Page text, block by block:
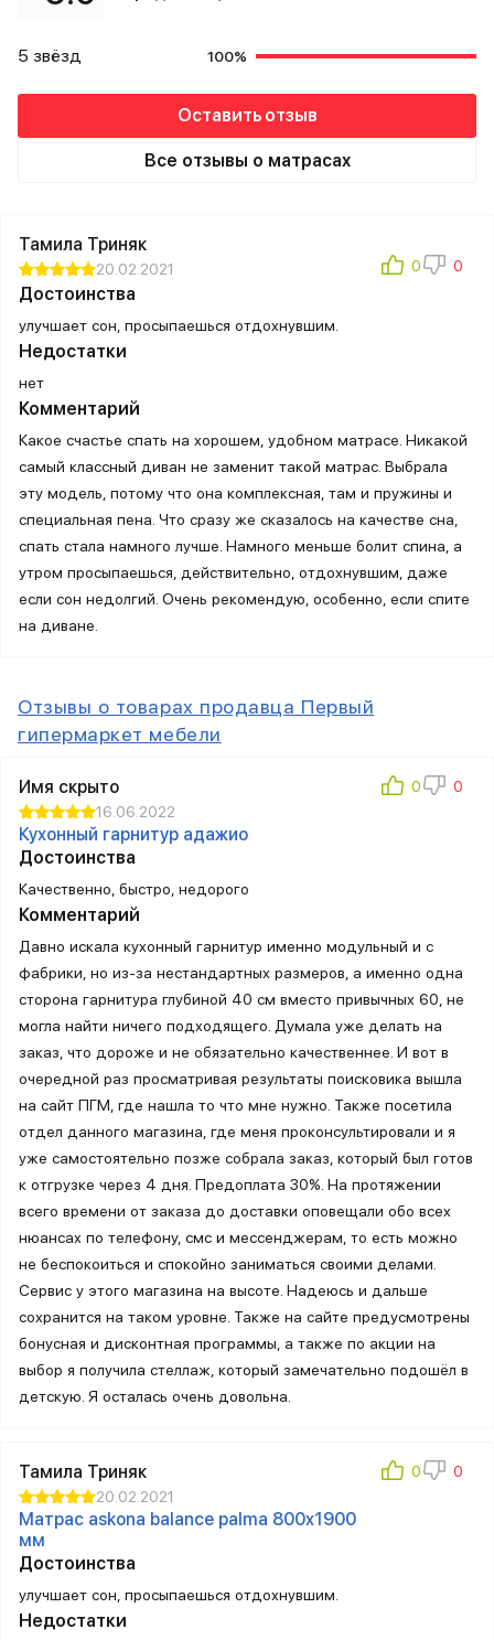
Тамила Триняк
20.02.2021
Достоинства
улучшает сон, просыпаешься отдохнувшим.
Недостатки
нет
Комментарий
Какое счастье спать на хорошем, удобном матрасе. Никакой
самый классный диван не заменит такой матрас. Выбрала
эту модель, потому что она комплексная, там и пружины и
специальная пена. Что сразу же сказалось на качестве сна,
спать стала намного лучше. Намного меньше болит спина, а
утром просыпаешься, действительно, отдохнувшим, даже
если сон недолгий. Очень рекомендую, особенно, если спите
на диване.
5 звёзд 100%
Оставить отзыв
Все отзывы о матрасах
Отзывы о товарах продавца Первый
гипермаркет мебели
Имя скрыто
16.06.2022
Кухонный гарнитур адажио
Достоинства
Качественно, быстро, недорого
Комментарий
Давно искала кухонный гарнитур именно модульный и с
фабрики, но из-за нестандартных размеров, а именно одна
сторона гарнитура глубиной 40 см вместо привычных 60, не
могла найти ничего подходящего. Думала уже делать на
заказ, что дороже и не обязательно качественнее. И вот в
очередной раз просматривая результаты поисковика вышла
на сайт ПГМ, где нашла то что мне нужно. Также посетила
отдел данного магазина, где меня проконсультировали и я
уже самостоятельно позже собрала заказ, который был готов
к отгрузке через 4 дня. Предоплата 30%. На протяжении
всего времени от заказа до доставки оповещали обо всех
нюансах по телефону, смс и мессенджерам, то есть можно
не беспокоиться и спокойно заниматься своими делами.
Сервис у этого магазина на высоте. Надеюсь и дальше
сохранится на таком уровне. Также на сайте предусмотрены
бонусная и дисконтная программы, а также по акции на
выбор я получила стеллаж, который замечательно подошёл в
детскую. Я осталась очень довольна.
Тамила Триняк
20.02.2021
Матрас askona balance palma 800х1900
мм
Достоинства
улучшает сон, просыпаешься отдохнувшим.
Недостатки